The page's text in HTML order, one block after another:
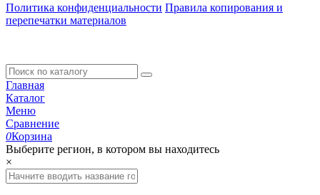
Политика конфиденциальности Правила копирования и
перепечатки материалов
Главная
Каталог
Меню
Сравнение
0Корзина
Выберите регион, в котором вы находитесь
×